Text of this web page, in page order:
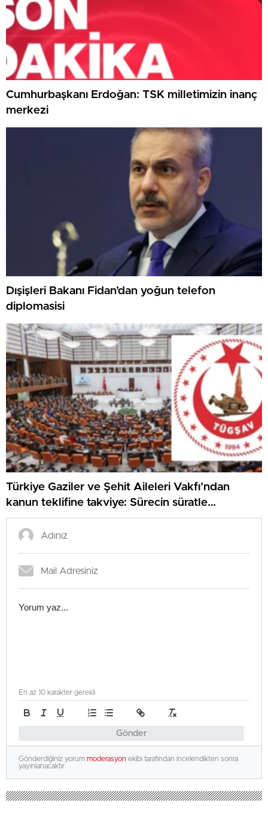
Cumhurbaşkanı Erdoğan: TSK milletimizin inanç
merkezi
Dışişleri Bakanı Fidan’dan yoğun telefon
diplomasisi
Türkiye Gaziler ve Şehit Aileleri Vakfı’ndan
kanun teklifine takviye: Sürecin süratle
tamamlanmasını temenni ediyoruz
Gönder
En az 10 karakter gerekli
Gönderdiğiniz yorum moderasyon ekibi tarafından incelendikten sonra
yayınlanacaktır.